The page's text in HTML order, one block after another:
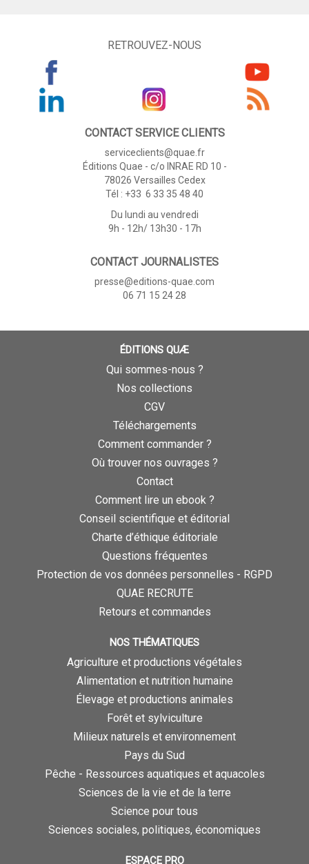
RETROUVEZ-NOUS
CONTACT SERVICE CLIENTS
serviceclients@quae.fr
Éditions Quae - c/o INRAE RD 10 -
78026 Versailles Cedex
Tél : +33 6 33 35 48 40
Du lundi au vendredi
9h - 12h/ 13h30 - 17h
CONTACT JOURNALISTES
presse@editions-quae.com
06 71 15 24 28
ÉDITIONS QUÆ
Qui sommes-nous ?
Nos collections
CGV
Téléchargements
Comment commander ?
Où trouver nos ouvrages ?
Contact
Comment lire un ebook ?
Conseil scientifique et éditorial
Charte d’éthique éditoriale
Questions fréquentes
Protection de vos données personnelles - RGPD
QUAE RECRUTE
Retours et commandes
NOS THÉMATIQUES
Agriculture et productions végétales
Alimentation et nutrition humaine
Élevage et productions animales
Forêt et sylviculture
Milieux naturels et environnement
Pays du Sud
Pêche - Ressources aquatiques et aquacoles
Sciences de la vie et de la terre
Science pour tous
Sciences sociales, politiques, économiques
ESPACE PRO